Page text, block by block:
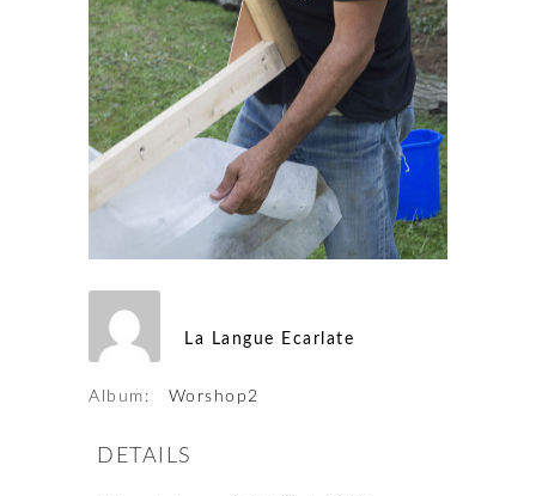
La Langue Ecarlate
Album: Worshop2
DETAILS